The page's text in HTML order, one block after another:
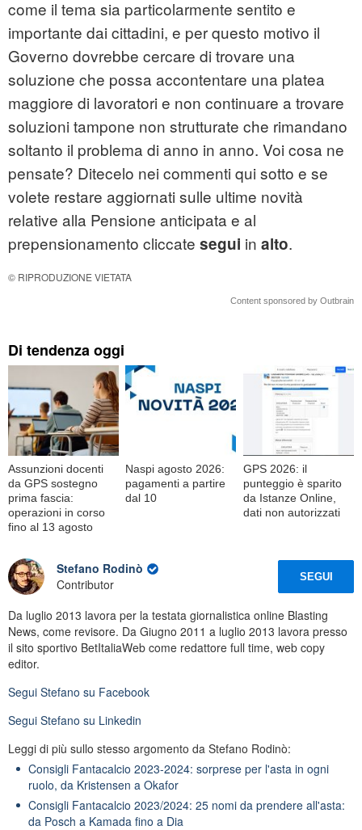
come il tema sia particolarmente sentito e
importante dai cittadini, e per questo motivo il
Governo dovrebbe cercare di trovare una
soluzione che possa accontentare una platea
maggiore di lavoratori e non continuare a trovare
soluzioni tampone non strutturate che rimandano
soltanto il problema di anno in anno. Voi cosa ne
pensate? Ditecelo nei commenti qui sotto e se
volete restare aggiornati sulle ultime novità
relative alla Pensione anticipata e al
prepensionamento cliccate segui in alto.
© RIPRODUZIONE VIETATA
Content sponsored by Outbrain
Di tendenza oggi
Assunzioni docenti
da GPS sostegno
prima fascia:
operazioni in corso
fino al 13 agosto
Naspi agosto 2026:
pagamenti a partire
dal 10
GPS 2026: il
punteggio è sparito
da Istanze Online,
dati non autorizzati
Stefano Rodinò
Contributor
SEGUI
Da luglio 2013 lavora per la testata giornalistica online Blasting
News, come revisore. Da Giugno 2011 a luglio 2013 lavora presso
il sito sportivo BetItaliaWeb come redattore full time, web copy
editor.
Segui Stefano su Facebook
Segui Stefano su Linkedin
Leggi di più sullo stesso argomento da Stefano Rodinò:
Consigli Fantacalcio 2023-2024: sorprese per l'asta in ogni
ruolo, da Kristensen a Okafor
Consigli Fantacalcio 2023/2024: 25 nomi da prendere all'asta:
da Posch a Kamada fino a Dia